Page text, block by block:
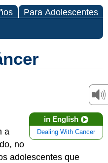
Para Adolescentes
in English
Dealing With Cancer
a
no
adolescentes que